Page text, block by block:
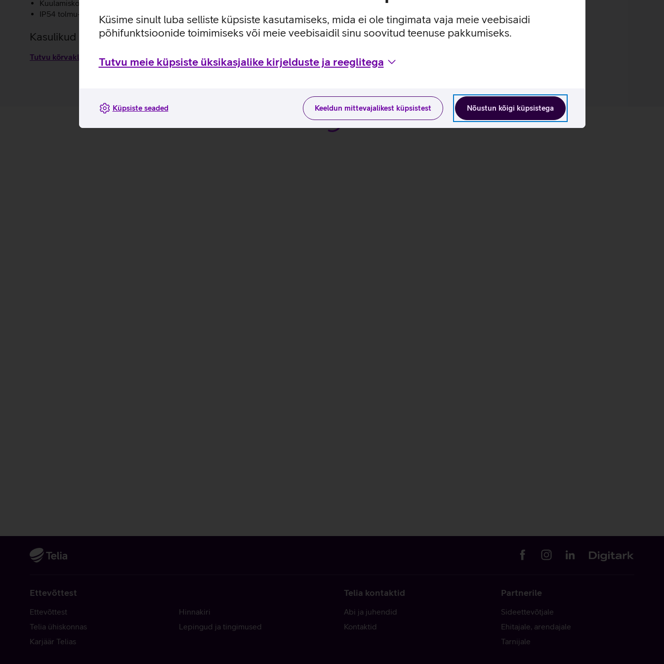
Küsime sinult luba selliste küpsiste kasutamiseks, mida ei ole tingimata vaja meie veebisaidi
põhifunktsioonide toimimiseks või meie veebisaidil sinu soovitud teenuse pakkumiseks.
Tutvu meie küpsiste üksikasjalike kirjelduste ja reeglitega
Nõustun kõigi küpsistega
Keeldun mittevajalikest küpsistest
Küpsiste seaded
Kuulamiskogemust saab endale sobivaks isikupärastada.
IP54 tolmu- ja veekindel.
Kasulikud lingid
Tutvu kõrvaklappide JBL Tune Buds omaduste ja kasutusviisidega tootja kodulehel
Ettevõttest
Ettevõttest
Telia ühiskonnas
Karjäär Telias
Hinnakiri
Lepingud ja tingimused
Telia kontaktid
Abi ja juhendid
Kontaktid
Partnerile
Sideettevõtjale
Ehitajale, arendajale
Tarnijale